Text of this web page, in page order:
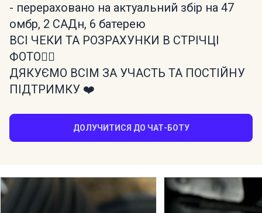
- перераховано на актуальний збір на 47
омбр, 2 САДн, 6 батерею
ВСІ ЧЕКИ ТА РОЗРАХУНКИ В СТРІЧЦІ
ФОТО👆🏻
ДЯКУЄМО ВСІМ ЗА УЧАСТЬ ТА ПОСТІЙНУ
ПІДТРИМКУ ❤️
ДОЛУЧИТИСЯ ДО ЧАТ-БОТУ